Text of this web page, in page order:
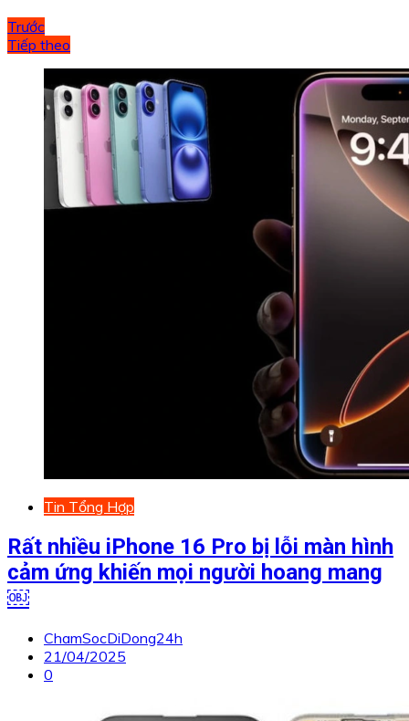
Trước
Tiếp theo
Tin Tổng Hợp
Rất nhiều iPhone 16 Pro bị lỗi màn hình
cảm ứng khiến mọi người hoang mang
￼
ChamSocDiDong24h
21/04/2025
0